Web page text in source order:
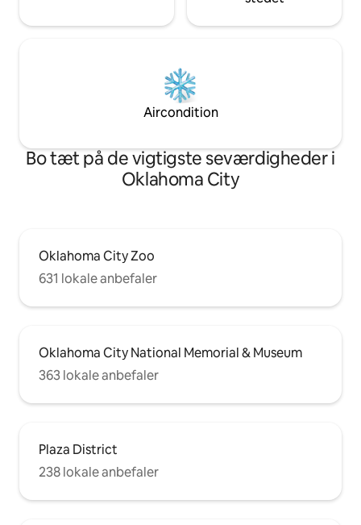
Aircondition
Bo tæt på de vigtigste seværdigheder i
Oklahoma City
Oklahoma City Zoo
631 lokale anbefaler
Oklahoma City National Memorial & Museum
363 lokale anbefaler
Plaza District
238 lokale anbefaler